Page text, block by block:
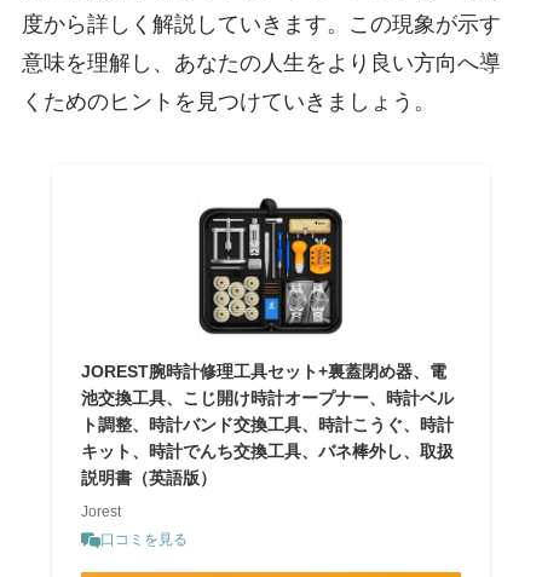
度から詳しく解説していきます。この現象が示す
意味を理解し、あなたの人生をより良い方向へ導
くためのヒントを見つけていきましょう。
JOREST腕時計修理工具セット+裏蓋閉め器、電
池交換工具、こじ開け時計オープナー、時計ベル
ト調整、時計バンド交換工具、時計こうぐ、時計
キット、時計でんち交換工具、バネ棒外し、取扱
説明書（英語版）
Jorest
口コミを見る